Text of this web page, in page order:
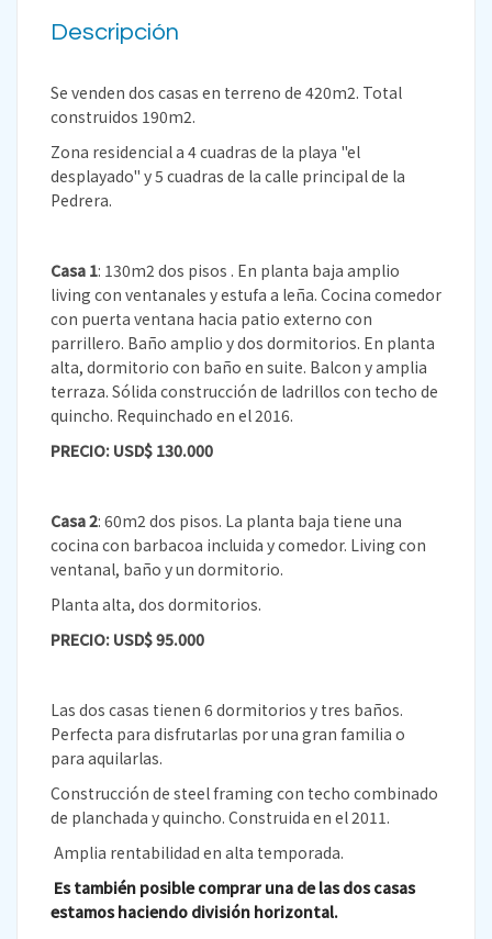
Descripción
Se venden dos casas en terreno de 420m2. Total
construidos 190m2.
Zona residencial a 4 cuadras de la playa "el
desplayado" y 5 cuadras de la calle principal de la
Pedrera.
Casa 1: 130m2 dos pisos . En planta baja amplio
living con ventanales y estufa a leña. Cocina comedor
con puerta ventana hacia patio externo con
parrillero. Baño amplio y dos dormitorios. En planta
alta, dormitorio con baño en suite. Balcon y amplia
terraza. Sólida construcción de ladrillos con techo de
quincho. Requinchado en el 2016.
PRECIO: USD$ 130.000
Casa 2: 60m2 dos pisos. La planta baja tiene una
cocina con barbacoa incluida y comedor. Living con
ventanal, baño y un dormitorio.
Planta alta, dos dormitorios.
PRECIO: USD$ 95.000
Las dos casas tienen 6 dormitorios y tres baños.
Perfecta para disfrutarlas por una gran familia o
para aquilarlas.
Construcción de steel framing con techo combinado
de planchada y quincho. Construida en el 2011.
Amplia rentabilidad en alta temporada.
Es también posible comprar una de las dos casas
estamos haciendo división horizontal.